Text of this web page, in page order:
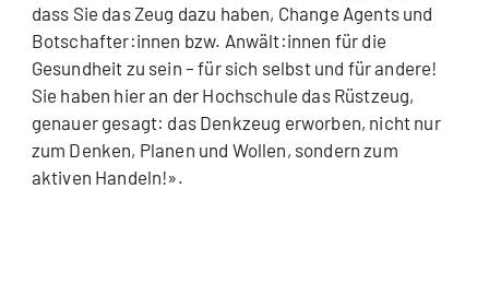
dass Sie das Zeug dazu haben, Change Agents und
Botschafter:innen bzw. Anwält:innen für die
Gesundheit zu sein – für sich selbst und für andere!
Sie haben hier an der Hochschule das Rüstzeug,
genauer gesagt: das Denkzeug erworben, nicht nur
zum Denken, Planen und Wollen, sondern zum
aktiven Handeln!».